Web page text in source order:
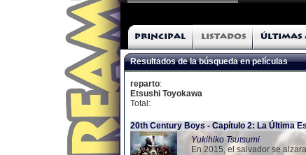
Principal Listados Últimas
Resultados de la búsqueda en películas
reparto:
Etsushi Toyokawa
Total:
20th Century Boys - Capítulo 2: La Última
Yukihiko Tsutsumi
En 2015, el salvador se